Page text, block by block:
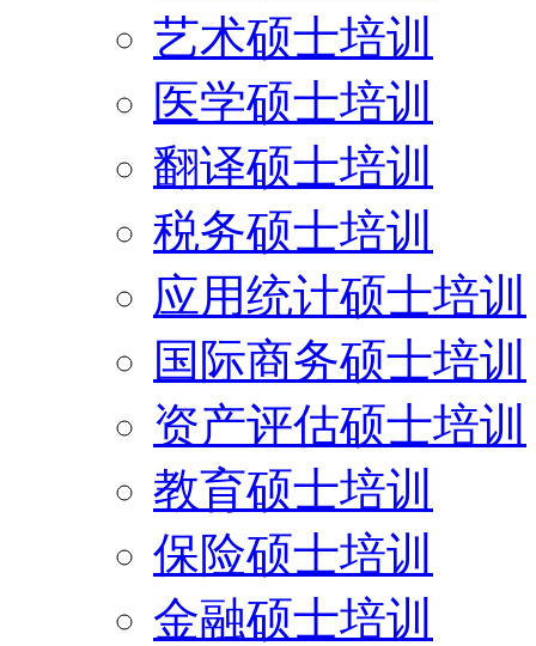
艺术硕士培训
医学硕士培训
翻译硕士培训
税务硕士培训
应用统计硕士培训
国际商务硕士培训
资产评估硕士培训
教育硕士培训
保险硕士培训
金融硕士培训